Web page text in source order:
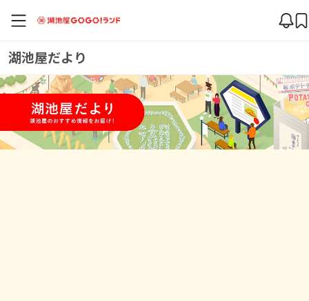
湖池屋だより